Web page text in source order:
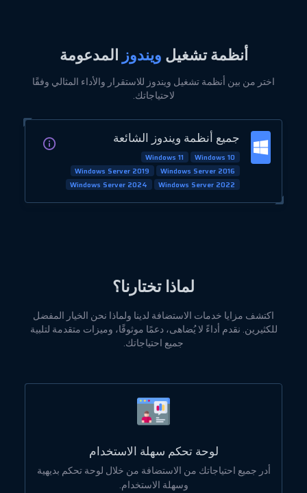
أنظمة تشغيل ويندوز المدعومة
اختر من بين أنظمة تشغيل ويندوز للاستقرار والأداء المثالي وفقًا
لاحتياجاتك.
جميع أنظمة ويندوز الشائعة
Windows 10
Windows 11
Windows Server 2016
Windows Server 2019
Windows Server 2022
Windows Server 2024
لماذا تختارنا؟
اكتشف مزايا خدمات الاستضافة لدينا ولماذا نحن الخيار المفضل
للكثيرين. نقدم أداءً لا يُضاهى، دعمًا موثوقًا، وميزات متقدمة لتلبية
جميع احتياجاتك.
لوحة تحكم سهلة الاستخدام
أدر جميع احتياجاتك من الاستضافة من خلال لوحة تحكم بديهية
وسهلة الاستخدام.